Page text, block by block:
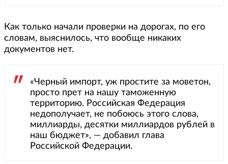
Как только начали проверки на дорогах, по его
словам, выяснилось, что вообще никаких
документов нет.
«Черный импорт, уж простите за моветон,
просто прет на нашу таможенную
территорию. Российская Федерация
недополучает, не побоюсь этого слова,
миллиарды, десятки миллиардов рублей в
наш бюджет», — добавил глава
Российской Федерации.